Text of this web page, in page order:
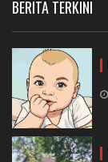
BERITA TERKINI